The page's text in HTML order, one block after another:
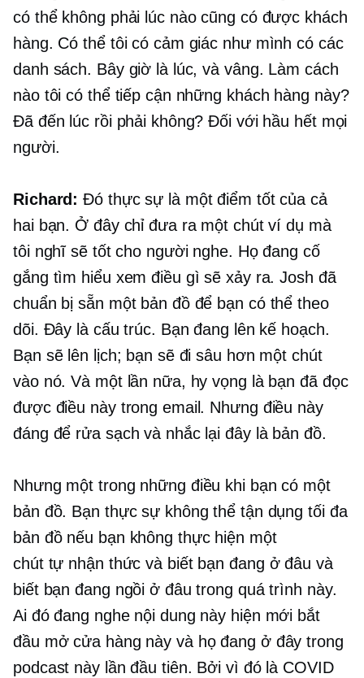
có thể không phải lúc nào cũng có được khách
hàng. Có thể tôi có cảm giác như mình có các
danh sách. Bây giờ là lúc, và vâng. Làm cách
nào tôi có thể tiếp cận những khách hàng này?
Đã đến lúc rồi phải không? Đối với hầu hết mọi
người.
Richard: Đó thực sự là một điểm tốt của cả
hai bạn. Ở đây chỉ đưa ra một chút ví dụ mà
tôi nghĩ sẽ tốt cho người nghe. Họ đang cố
gắng tìm hiểu xem điều gì sẽ xảy ra. Josh đã
chuẩn bị sẵn một bản đồ để bạn có thể theo
dõi. Đây là cấu trúc. Bạn đang lên kế hoạch.
Bạn sẽ lên lịch; bạn sẽ đi sâu hơn một chút
vào nó. Và một lần nữa, hy vọng là bạn đã đọc
được điều này trong email. Nhưng điều này
đáng để rửa sạch và nhắc lại đây là bản đồ.
Nhưng một trong những điều khi bạn có một
bản đồ. Bạn thực sự không thể tận dụng tối đa
bản đồ nếu bạn không thực hiện một
chút tự nhận thức và biết bạn đang ở đâu và
biết bạn đang ngồi ở đâu trong quá trình này.
Ai đó đang nghe nội dung này hiện mới bắt
đầu mở cửa hàng này và họ đang ở đây trong
podcast này lần đầu tiên. Bởi vì đó là COVID